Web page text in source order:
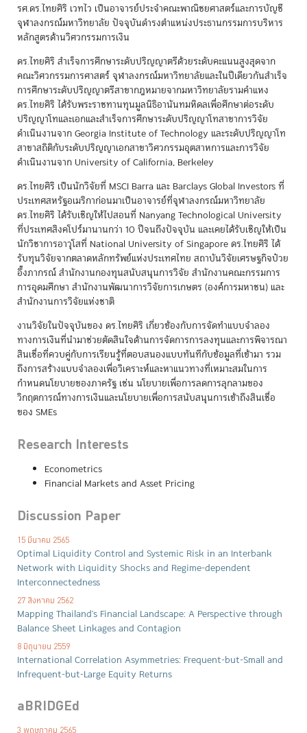
รศ.ดร.ไทยศิริ เวทไว เป็นอาจารย์ประจำคณะพาณิชยศาสตร์และการบัญชี
จุฬาลงกรณ์มหาวิทยาลัย ปัจจุบันดำรงตำแหน่งประธานกรรมการบริหาร
หลักสูตรด้านวิศวกรรมการเงิน
ดร.ไทยศิริ สำเร็จการศึกษาระดับปริญญาตรีด้วยระดับคะแนนสูงสุดจาก
คณะวิศวกรรมการศาสตร์ จุฬาลงกรณ์มหาวิทยาลัยและในปีเดียวกันสำเร็จ
การศึกษาระดับปริญญาตรีสาขากฎหมายจากมหาวิทยาลัยรามคำแหง
ดร.ไทยศิริ ได้รับพระราชทานทุนมูลนิธิอานันทมหิดลเพื่อศึกษาต่อระดับ
ปริญญาโทและเอกและสำเร็จการศึกษาระดับปริญญาโทสาขาการวิจัย
ดำเนินงานจาก Georgia Institute of Technology และระดับปริญญาโท
สาขาสถิติกับระดับปริญญาเอกสาขาวิศวกรรมอุตสาหการและการวิจัย
ดำเนินงานจาก University of California, Berkeley
ดร.ไทยศิริ เป็นนักวิจัยที่ MSCI Barra และ Barclays Global Investors ที่
ประเทศสหรัฐอเมริกาก่อนมาเป็นอาจารย์ที่จุฬาลงกรณ์มหาวิทยาลัย
ดร.ไทยศิริ ได้รับเชิญให้ไปสอนที่ Nanyang Technological University
ที่ประเทศสิงคโปร์มานานกว่า 10 ปีจนถึงปัจจุบัน และเคยได้รับเชิญให้เป็น
นักวิชาการอาวุโสที่ National University of Singapore ดร.ไทยศิริ ได้
รับทุนวิจัยจากตลาดหลักทรัพย์แห่งประเทศไทย สถาบันวิจัยเศรษฐกิจป๋วย
อึ๊งภากรณ์ สำนักงานกองทุนสนับสนุนการวิจัย สำนักงานคณะกรรมการ
การอุดมศึกษา สำนักงานพัฒนาการวิจัยการเกษตร (องค์การมหาชน) และ
สำนักงานการวิจัยแห่งชาติ
งานวิจัยในปัจจุบันของ ดร.ไทยศิริ เกี่ยวข้องกับการจัดทำแบบจำลอง
ทางการเงินที่นำมาช่วยตัดสินใจด้านการจัดการการลงทุนและการพิจารณา
สินเชื่อที่ควบคู่กับการเรียนรู้ที่ตอบสนองแบบทันทีกับข้อมูลที่เข้ามา รวม
ถึงการสร้างแบบจำลองเพื่อวิเคราะห์และหาแนวทางที่เหมาะสมในการ
กำหนดนโยบายของภาครัฐ เช่น นโยบายเพื่อการลดการลุกลามของ
วิกฤตการณ์ทางการเงินและนโยบายเพื่อการสนับสนุนการเข้าถึงสินเชื่อ
ของ SMEs
Research Interests
Econometrics
Financial Markets and Asset Pricing
Discussion Paper
15 มีนาคม 2565
Optimal Liquidity Control and Systemic Risk in an Interbank
Network with Liquidity Shocks and Regime-dependent
Interconnectedness
27 สิงหาคม 2562
Mapping Thailand's Financial Landscape: A Perspective through
Balance Sheet Linkages and Contagion
8 มิถุนายน 2559
International Correlation Asymmetries: Frequent-but-Small and
Infrequent-but-Large Equity Returns
aBRIDGEd